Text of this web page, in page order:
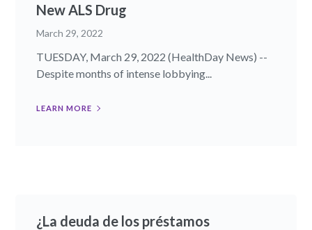
New ALS Drug
March 29, 2022
TUESDAY, March 29, 2022 (HealthDay News) --
Despite months of intense lobbying...
LEARN MORE
¿La deuda de los préstamos